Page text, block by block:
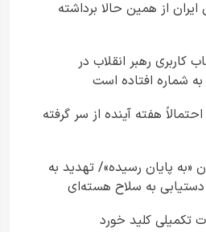
از همین حالا برداشته
رهبر انقلاب در
به شماره افتاده است​
احتمالاً هفته آینده از سر گرفته
«به پایان رسیده»/ تهدید به
به سلاح هسته‌ای
کلید خورد